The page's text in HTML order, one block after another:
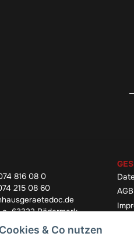
816 08 0
215 08 60
63322 Rödermark
& Co nutzen